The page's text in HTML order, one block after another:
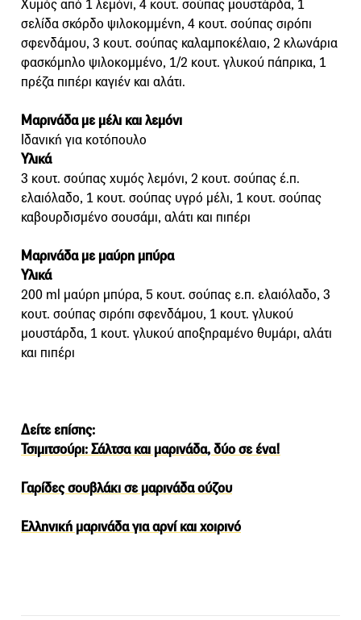
Xυμός από 1 λεμόνι, 4 κουτ. σούπας μουστάρδα, 1
σελίδα σκόρδο ψιλοκομμένη, 4 κουτ. σούπας σιρόπι
σφενδάμου, 3 κουτ. σούπας καλαμποκέλαιο, 2 κλωνάρια
φασκόμηλο ψιλοκομμένο, 1/2 κουτ. γλυκού πάπρικα, 1
πρέζα πιπέρι καγιέν και αλάτι.
Μαρινάδα με μέλι και λεμόνι
Ιδανική για κοτόπουλο
Υλικά
3 κουτ. σούπας χυμός λεμόνι, 2 κουτ. σούπας έ.π.
ελαιόλαδο, 1 κουτ. σούπας υγρό μέλι, 1 κουτ. σούπας
καβουρδισμένο σουσάμι, αλάτι και πιπέρι
Μαρινάδα με μαύρη μπύρα
Υλικά
200 ml μαύρη μπύρα, 5 κουτ. σούπας ε.π. ελαιόλαδο, 3
κουτ. σούπας σιρόπι σφενδάμου, 1 κουτ. γλυκού
μουστάρδα, 1 κουτ. γλυκού αποξηραμένο θυμάρι, αλάτι
και πιπέρι
Δείτε επίσης:
Τσιμιτσούρι: Σάλτσα και μαρινάδα, δύο σε ένα!
Γαρίδες σουβλάκι σε μαρινάδα ούζου
Ελληνική μαρινάδα για αρνί και χοιρινό